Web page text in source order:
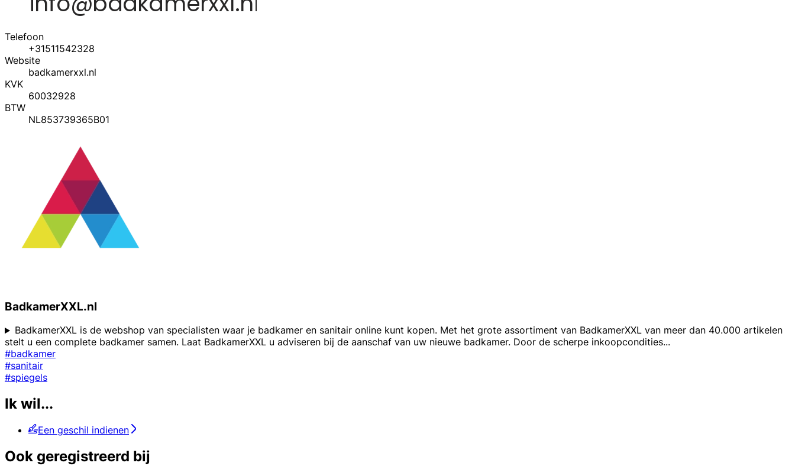
Telefoon
+31511542328
Website
badkamerxxl.nl
KVK
60032928
BTW
NL853739365B01
BadkamerXXL.nl
BadkamerXXL is de webshop van specialisten waar je badkamer en sanitair online kunt kopen. Met het grote assortiment van BadkamerXXL van meer dan 40.000 artikelen
stelt u een complete badkamer samen. Laat BadkamerXXL u adviseren bij de aanschaf van uw nieuwe badkamer. Door de scherpe inkoopcondities...
#badkamer
#sanitair
#spiegels
Ik wil...
Een geschil indienen
Ook geregistreerd bij